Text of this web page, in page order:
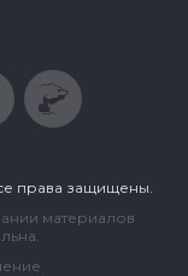
права защищены.
материалов